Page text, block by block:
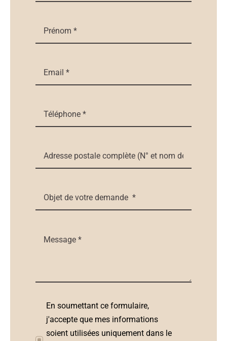
En soumettant ce formulaire,
j'accepte que mes informations
soient utilisées uniquement dans le